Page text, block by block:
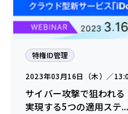
特権ID管理
2023年03月16日（木）／
サイバー攻撃で狙われ
実現する5つの適用ステ...